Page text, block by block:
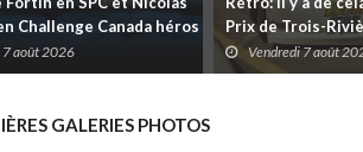
Challenge Canada héros
courses du week-end
7 août 2026
Prix de Trois-
Vendredi 7 août
GALERIES PHOTOS